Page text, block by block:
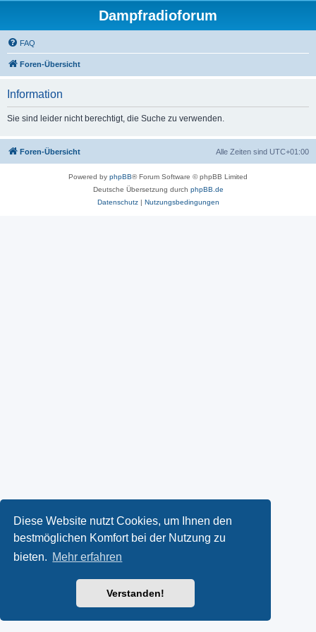
Diese Website nutzt Cookies, um Ihnen den
bestmöglichen Komfort bei der Nutzung zu
bieten. Mehr erfahren
Verstanden!
Dampfradioforum
FAQ
Foren-Übersicht
Information
Sie sind leider nicht berechtigt, die Suche zu verwenden.
Foren-Übersicht Alle Zeiten sind UTC+01:00
Powered by phpBB® Forum Software © phpBB Limited
Deutsche Übersetzung durch phpBB.de
Datenschutz| Nutzungsbedingungen